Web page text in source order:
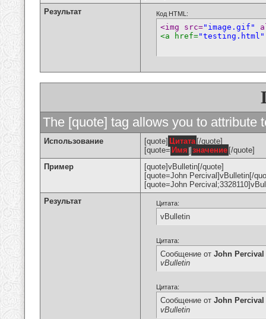
Результат
Код HTML:
<img src="image.gif"
<a href="testing.html"
The [quote] tag allows you to attribute
Использование [quote] Цитата [/quote]
[quote= Имя ] значение [/quote]
Пример
[quote]vBulletin[/quote]
[quote=John Percival]vBulletin[/
[quote=John
Результат
Цитата:
vBulletin
Цитата:
Сообщение от John Percival
vBulletin
Цитата:
Сообщение от John Percival
vBulletin